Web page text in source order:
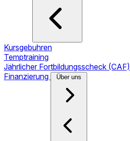
Kursgebuhren
Temptraining
Jährlicher Fortbildungsscheck (CAF)
Finanzierung
Über uns